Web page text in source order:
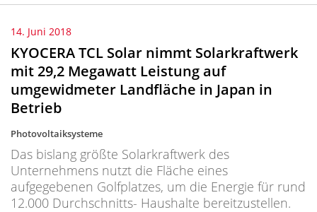
14. Juni 2018
KYOCERA TCL Solar nimmt Solarkraftwerk
mit 29,2 Megawatt Leistung auf
umgewidmeter Landfläche in Japan in
Betrieb
Photovoltaiksysteme
Das bislang größte Solarkraftwerk des
Unternehmens nutzt die Fläche eines
aufgegebenen Golfplatzes, um die Energie für rund
12.000 Durchschnitts- Haushalte bereitzustellen.